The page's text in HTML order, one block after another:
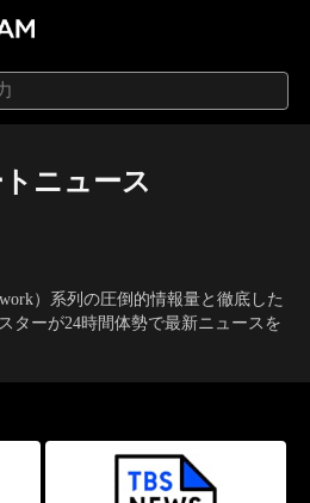
ニュース
）系列の圧倒的情報量と徹底した
ターが24時間体勢で最新ニュースを